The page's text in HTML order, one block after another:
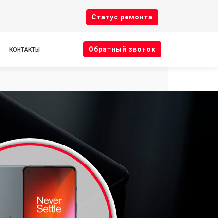
Cтатус ремонта
КОНТАКТЫ Oбратный звонок